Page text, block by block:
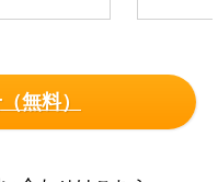
無料）